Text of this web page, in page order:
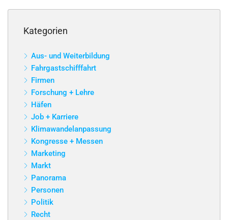
Kategorien
Aus- und Weiterbildung
Fahrgastschifffahrt
Firmen
Forschung + Lehre
Häfen
Job + Karriere
Klimawandelanpassung
Kongresse + Messen
Marketing
Markt
Panorama
Personen
Politik
Recht